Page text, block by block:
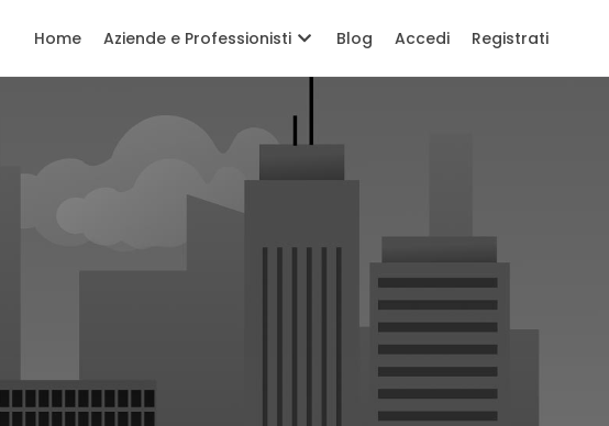
Home Aziende e Professionisti Blog Accedi Registrati